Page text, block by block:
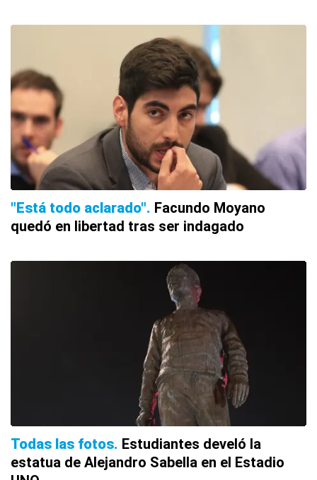
"Está todo aclarado" Facundo Moyano
quedó en libertad tras ser indagado
Todas las fotos Estudiantes develó la
estatua de Alejandro Sabella en el Estadio